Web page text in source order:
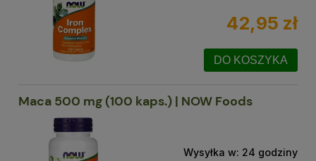
42,95 zł
DO KOSZYKA
Maca 500 mg (100 kaps.) | NOW Foods
Wysyłka w: 24 godziny